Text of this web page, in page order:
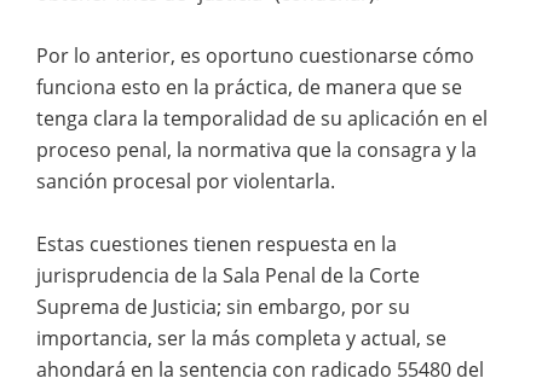
Por lo anterior, es oportuno cuestionarse cómo
funciona esto en la práctica, de manera que se
tenga clara la temporalidad de su aplicación en el
proceso penal, la normativa que la consagra y la
sanción procesal por violentarla.
Estas cuestiones tienen respuesta en la
jurisprudencia de la Sala Penal de la Corte
Suprema de Justicia; sin embargo, por su
importancia, ser la más completa y actual, se
ahondará en la sentencia con radicado 55480 del